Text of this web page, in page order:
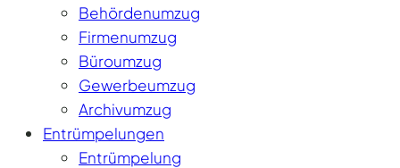
Behördenumzug
Firmenumzug
Büroumzug
Gewerbeumzug
Archivumzug
Entrümpelungen
Entrümpelung